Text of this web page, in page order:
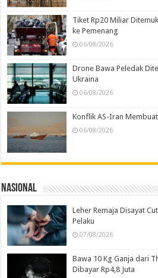
Tiket Rp20 Miliar
ke Pemenang
06/08/2026
Drone Bawa Peledak
Ukraina
06/08/2026
Konflik AS-Iran
06/08/2026
Nasional
Leher Remaja Disayat
Pelaku
07/08/2026
Bawa 10 Kg Ganja dari
Dibayar Rp4,8 Juta